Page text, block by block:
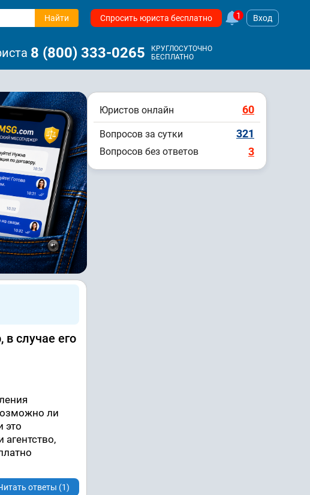
Найти Спросить юриста бесплатно 1 Вход
8 (800) 333-0265
КРУГЛОСУТОЧНО
БЕСПЛАТНО
в случае его
ли
это
агентство,
ответы (1)
Юристов онлайн 60
Вопросов за сутки 321
Вопросов без ответов 3